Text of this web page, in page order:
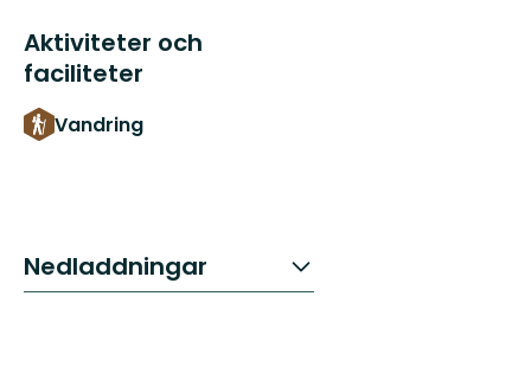
Aktiviteter och
faciliteter
Vandring
Nedladdningar